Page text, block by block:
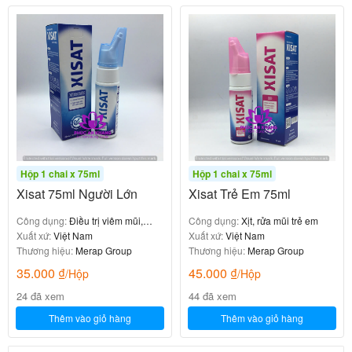
penicillamine: giảm hiệu quả do tương tác với các
thành phần kiềm.
-Thuốc trị cao huyết áp: Atenolol, Metoprolol,
Propranolol.
-Glucocorticoid, Chloroquine, Bisphosphonatates,
Estramustine: giảm hấp thu do sự hiện diện của
Calcium Carbonate.
Lời khuyên của bác sĩ/ dược sĩ
Chế độ ăn uống, nghỉ ngơi.
-Thức ăn nên thái nhỏ, nấu chín kỹ, ăn chậm, nhai kỹ,
nên chia nhiều bữa trong ngày.
-Không để bụng quá đói làm dạ dày rỗng, không ăn
Hộp 1 chai x 75ml
Xisat 75ml Người Lớn
Công dụng:Điều trị viêm mũi,
viêm xoang, sổ mũi, nghẹt mũi
Xuất xứ:Việt Nam
Thương hiệu:Merap Group
35.000 ₫/Hộp
24 đã xem
Thêm vào giỏ hàng
Hộp 1 chai x 75ml
Xisat Trẻ Em 75ml
Công dụng:Xịt, rửa mũi trẻ em
Xuất xứ:Việt Nam
Thương hiệu:Merap Group
45.000 ₫/Hộp
44 đã xem
Thêm vào giỏ hàng